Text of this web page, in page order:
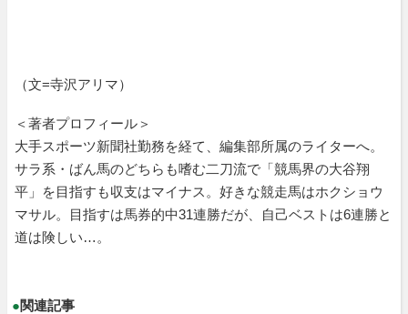
（文=寺沢アリマ）
＜著者プロフィール＞
大手スポーツ新聞社勤務を経て、編集部所属のライターへ。
サラ系・ばん馬のどちらも嗜む二刀流で「競馬界の大谷翔
平」を目指すも収支はマイナス。好きな競走馬はホクショウ
マサル。目指すは馬券的中31連勝だが、自己ベストは6連勝と
道は険しい…。
●関連記事